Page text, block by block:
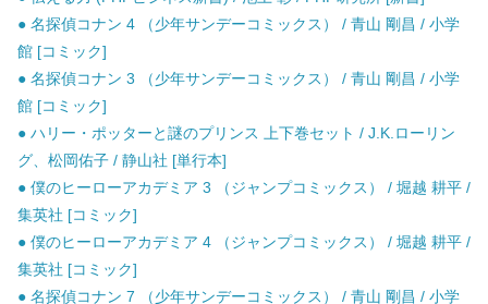
● 名探偵コナン 4 （少年サンデーコミックス） / 青山 剛昌 / 小学
館 [コミック]
● 名探偵コナン 3 （少年サンデーコミックス） / 青山 剛昌 / 小学
館 [コミック]
● ハリー・ポッターと謎のプリンス 上下巻セット / J.K.ローリン
グ、松岡佑子 / 静山社 [単行本]
● 僕のヒーローアカデミア 3 （ジャンプコミックス） / 堀越 耕平 /
集英社 [コミック]
● 僕のヒーローアカデミア 4 （ジャンプコミックス） / 堀越 耕平 /
集英社 [コミック]
● 名探偵コナン 7 （少年サンデーコミックス） / 青山 剛昌 / 小学